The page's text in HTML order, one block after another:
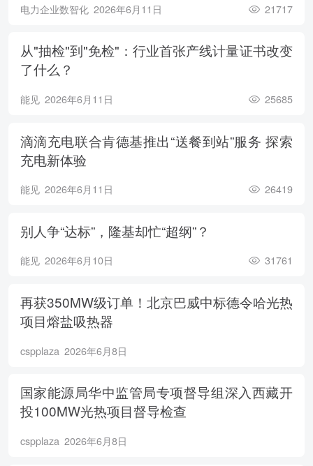
电力企业数智化 2026年6月11日 21717
从"抽检"到"免检"：行业首张产线计量证书改变
了什么？
能见 2026年6月11日 25685
滴滴充电联合肯德基推出“送餐到站”服务 探索
充电新体验
能见 2026年6月11日 26419
别人争“达标”，隆基却忙“超纲”？
能见 2026年6月10日 31761
再获350MW级订单！北京巴威中标德令哈光热
项目熔盐吸热器
cspplaza 2026年6月8日
国家能源局华中监管局专项督导组深入西藏开
投100MW光热项目督导检查
cspplaza 2026年6月8日